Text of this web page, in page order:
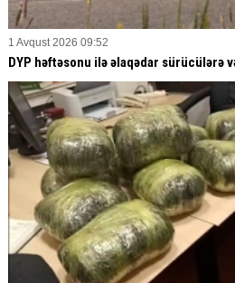
1 Avqust 2026 09:52
DYP həftəsonu ilə əlaqədar sürücülərə